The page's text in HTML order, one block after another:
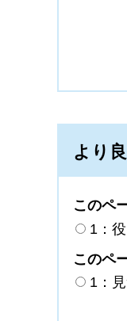
より
このペ
1：
このペ
1：